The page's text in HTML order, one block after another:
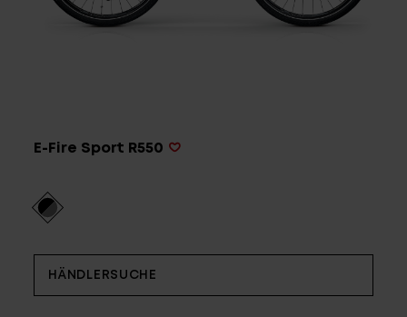
Partner
Finde dein Bike
Karriere bei CENTURION
Händlersuche
Fragen - Antworten / FAQ
Finde die richtige Rahmengröße
E-Fire Sport R550
HÄNDLERSUCHE